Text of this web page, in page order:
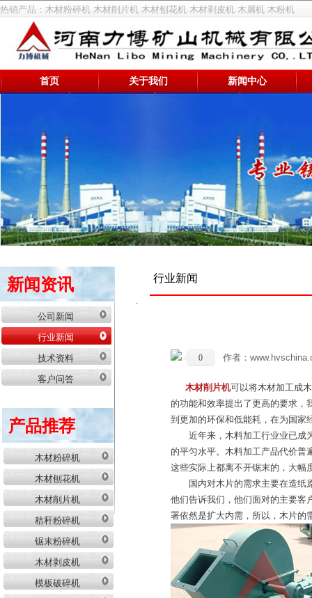
热销产品： 木材粉碎机 木材削片机 木材刨花机 木材剥皮机 木屑机 木粉机
首页 关于我们 新闻中心
新闻资讯
公司新闻
行业新闻
技术资料
客户问答
产品推荐
木材粉碎机
木材刨花机
木材削片机
秸秆粉碎机
锯末粉碎机
木材剥皮机
模板破碎机
行业新闻
.
0 作者：
木材削片机可以将木材加工成
的功能和效率提出了更高的要求，
到更加的环保和低能耗，在为国家
近年来，木料加工行业业已成为
的平匀水平。木料加工产品代价普
这些实际上都离不开锯末的，大幅
国内对木片的需求主要在造纸原
他们告诉我们，他们面对的主要客
署依然是扩大内需，所以，木片的